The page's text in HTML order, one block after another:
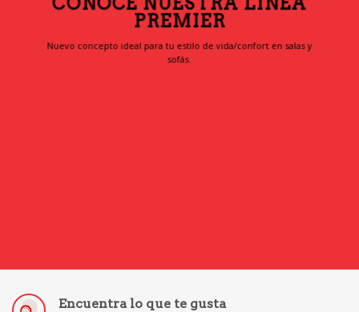
PREMIER
Nuevo concepto ideal para tu estilo de vida/confort en salas y
sofás.
Encuentra lo que te gusta